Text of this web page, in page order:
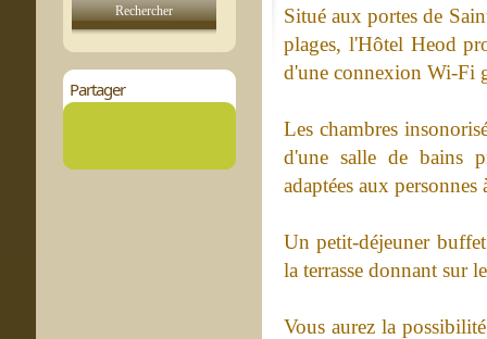
Partager
Situé aux portes de
plages, l'Hôtel Heod
d'une connexion Wi-Fi
Les chambres
d'une salle de bains
adaptées aux
Un petit-déjeuner
la terrasse donnant sur
Vous aurez la